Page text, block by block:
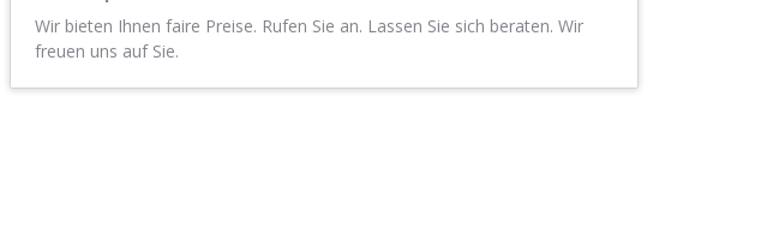
Wir bieten Ihnen faire Preise. Rufen Sie an. Lassen Sie sich beraten. Wir
freuen uns auf Sie.